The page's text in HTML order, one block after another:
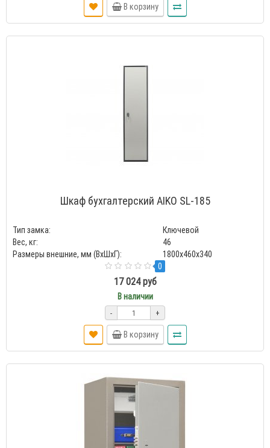
В корзину
Шкаф бухгалтерский AIKO SL-185
Тип замка:
Ключевой
Вес, кг:
46
Размеры внешние, мм (ВхШхГ):
1800x460x340
0
17 024 руб
В наличии
- +
В корзину